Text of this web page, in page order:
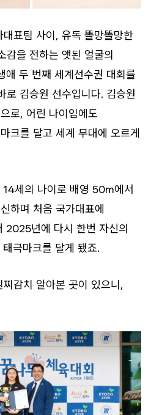
표팀 사이, 유독 똘망똘망한
감을 전하는 앳된 얼굴의
애 두 번째 세계선수권 대회를
로 김승원 선수입니다. 김승원
로, 어린 나이임에도
크를 달고 세계 무대에 오르게
세의 나이로 배영 50m에서
하며 처음 국가대표에
2025년에 다시 한번 자신의
극마크를 달게 됐죠.
감치 알아본 곳이 있으니,